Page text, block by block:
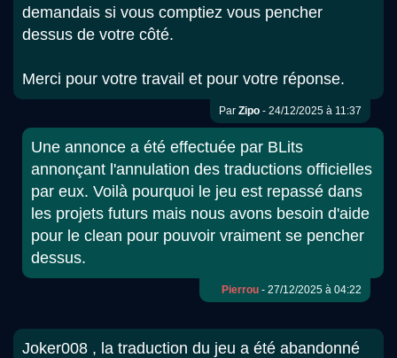
demandais si vous comptiez vous pencher
dessus de votre côté.
Merci pour votre travail et pour votre réponse.
Par Zipo - 24/12/2025 à 11:37
Une annonce a été effectuée par BLits
annonçant l'annulation des traductions officielles
par eux. Voilà pourquoi le jeu est repassé dans
les projets futurs mais nous avons besoin d'aide
pour le clean pour pouvoir vraiment se pencher
dessus.
Pierrou - 27/12/2025 à 04:22
Joker008 , la traduction du jeu a été abandonné